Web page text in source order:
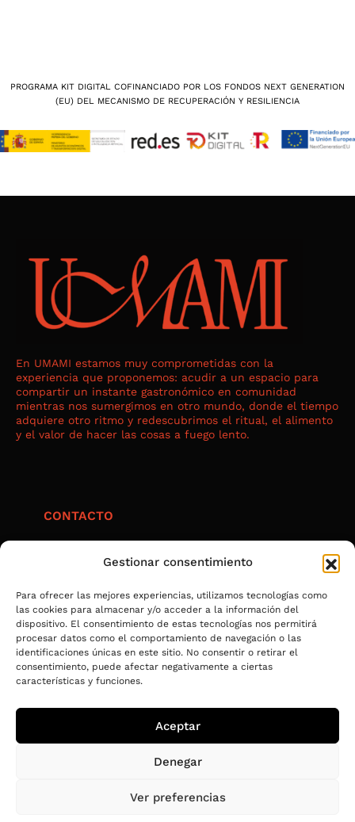
Gestionar consentimiento
Para ofrecer las mejores experiencias, utilizamos tecnologías como
las cookies para almacenar y/o acceder a la información del
dispositivo. El consentimiento de estas tecnologías nos permitirá
procesar datos como el comportamiento de navegación o las
identificaciones únicas en este sitio. No consentir o retirar el
consentimiento, puede afectar negativamente a ciertas
características y funciones.
Aceptar
Denegar
Ver preferencias
PROGRAMA KIT DIGITAL COFINANCIADO POR LOS FONDOS NEXT GENERATION
(EU) DEL MECANISMO DE RECUPERACIÓN Y RESILIENCIA
En UMAMI estamos muy comprometidas con la
experiencia que proponemos: acudir a un espacio para
compartir un instante gastronómico en comunidad
mientras nos sumergimos en otro mundo, donde el tiempo
adquiere otro ritmo y redescubrimos el ritual, el alimento
y el valor de hacer las cosas a fuego lento.
CONTACTO
@umami_art_gastro
+34 633 976 408
+34 617 546 759
PRIVACIDAD
Política de privacidad
Política de cookies